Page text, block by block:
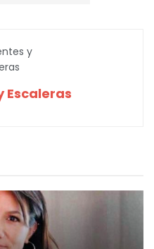
Escaleras